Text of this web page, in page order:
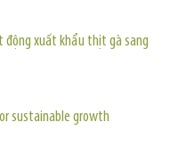
động xuất khẩu thịt gà sang
sustainable growth